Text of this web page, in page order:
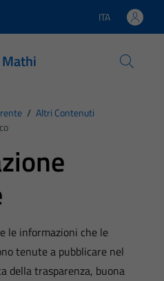
Lingua attiva:
ITA
/ Altri Contenuti
le informazioni che le
tenute a pubblicare nel
della trasparenza, buona